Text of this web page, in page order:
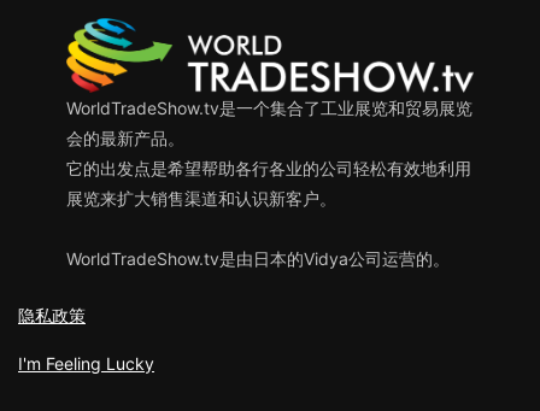
WorldTradeShow.tv是一个集合了工业展览和贸易展览
会的最新产品。
它的出发点是希望帮助各行各业的公司轻松有效地利用
展览来扩大销售渠道和认识新客户。
WorldTradeShow.tv是由日本的Vidya公司运营的。
隐私政策
I'm Feeling Lucky